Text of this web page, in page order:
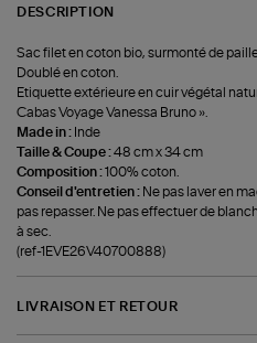
DESCRIPTION
Sac filet en coton bio, surmonté de
Doublé en coton.
Etiquette extérieure en cuir végétal
Cabas Voyage Vanessa Bruno ».
Made in : Inde
Taille & Coupe :48 cm x 34 cm
Composition :100% coton.
Conseil d'entretien : Ne pas laver en
pas repasser. Ne pas effectuer de
à sec.
(ref-1EVE26V40700888)
LIVRAISON ET RETOUR